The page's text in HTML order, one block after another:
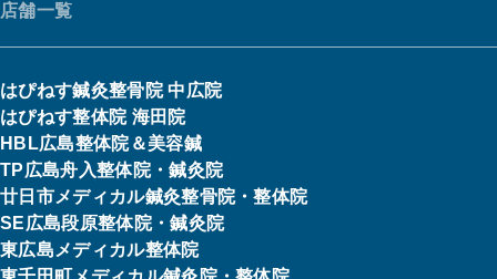
店舗一覧
はぴねす鍼灸整骨院 中広院
はぴねす整体院 海田院
HBL広島整体院＆美容鍼
TP広島舟入整体院・鍼灸院
廿日市メディカル鍼灸整骨院・整体院
SE広島段原整体院・鍼灸院
東広島メディカル整体院